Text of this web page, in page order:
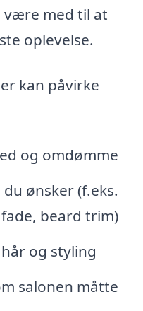
være med til at
oplevelse.
kan påvirke
og omdømme
ønsker (f.eks.
beard trim)
og styling
salonen måtte